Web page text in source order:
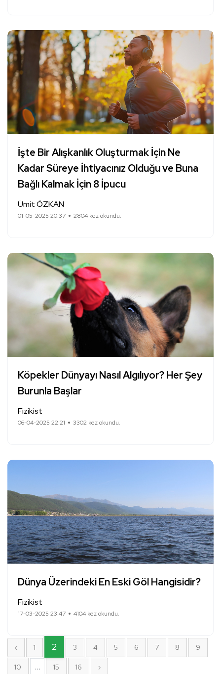
İşte Bir Alışkanlık Oluşturmak İçin Ne
Kadar Süreye İhtiyacınız Olduğu ve Buna
Bağlı Kalmak İçin 8 İpucu
Ümit ÖZKAN
01-05-2025 20:37 2804 kez okundu.
Köpekler Dünyayı Nasıl Algılıyor? Her Şey
Burunla Başlar
Fizikist
06-04-2025 22:21 3302 kez okundu.
Dünya Üzerindeki En Eski Göl Hangisidir?
Fizikist
17-03-2025 23:47 4104 kez okundu.
‹ 1 2 3 4 5 6 7 8 9
10 ... 15 16 ›